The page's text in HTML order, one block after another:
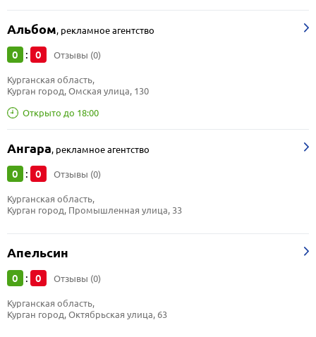
Альбом, рекламное агентство
0 : 0 Отзывы (0)
Открыто до 18:00
Курганская область,
Курган город, Омская улица, 130
Ангара, рекламное агентство
0 : 0 Отзывы (0)
Курганская область,
Курган город, Промышленная улица, 33
Апельсин
0 : 0 Отзывы (0)
Курганская область,
Курган город, Октябрьская улица, 63